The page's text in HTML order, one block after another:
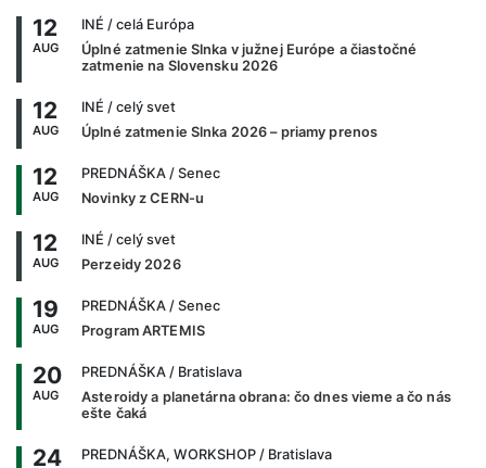
12
AUG
INÉ / celá Európa
Úplné zatmenie Slnka v južnej Európe a čiastočné
zatmenie na Slovensku 2026
12
AUG
INÉ / celý svet
Úplné zatmenie Slnka 2026 – priamy prenos
12
AUG
PREDNÁŠKA / Senec
Novinky z CERN-u
12
AUG
INÉ / celý svet
Perzeidy 2026
19
AUG
PREDNÁŠKA / Senec
Program ARTEMIS
20
AUG
PREDNÁŠKA / Bratislava
Asteroidy a planetárna obrana: čo dnes vieme a čo nás
ešte čaká
24 PREDNÁŠKA, WORKSHOP / Bratislava